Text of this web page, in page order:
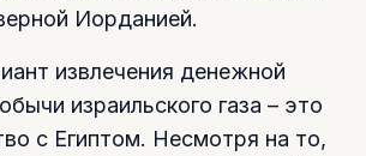
Иорданией.
извлечения денежной
израильского газа – это
с Египтом. Несмотря на то,